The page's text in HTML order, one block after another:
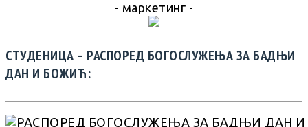
- маркетинг -
СТУДЕНИЦА – РАСПОРЕД БОГОСЛУЖЕЊА ЗА БАДЊИ
ДАН И БОЖИЋ: